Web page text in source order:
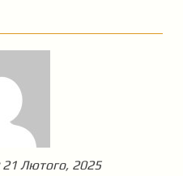
21 Лютого, 2025